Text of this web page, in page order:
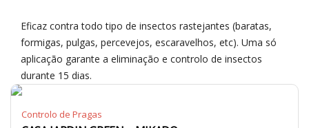
Eficaz contra todo tipo de insectos rastejantes (baratas,
formigas, pulgas, percevejos, escaravelhos, etc). Uma só
aplicação garante a eliminação e controlo de insectos
durante 15 dias.
Controlo de Pragas